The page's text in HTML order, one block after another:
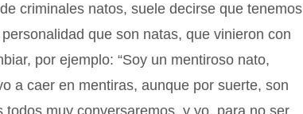
criminales natos, suele decirse que tenemos
que son natas, que vinieron con
por ejemplo: “Soy un mentiroso nato,
a caer en mentiras, aunque por suerte, son